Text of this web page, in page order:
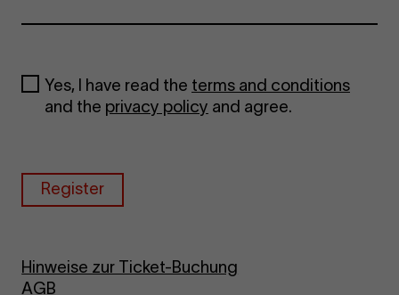
Yes, I have read the terms and conditions
and the privacy policy and agree.
Register
Hinweise zur Ticket-Buchung
AGB